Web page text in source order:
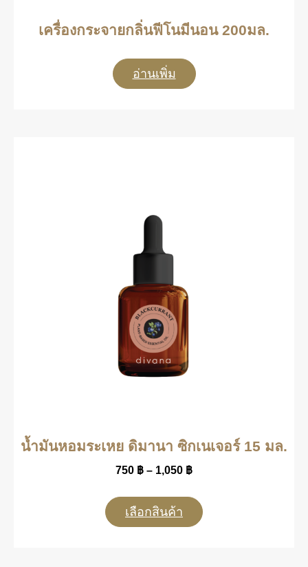
เครื่องกระจายกลิ่นฟีโนมีนอน 200มล.
อ่านเพิ่ม
น้ำมันหอมระเหย ดิมานา ซิกเนเจอร์ 15 มล.
750 ฿ – 1,050 ฿
เลือกสินค้า